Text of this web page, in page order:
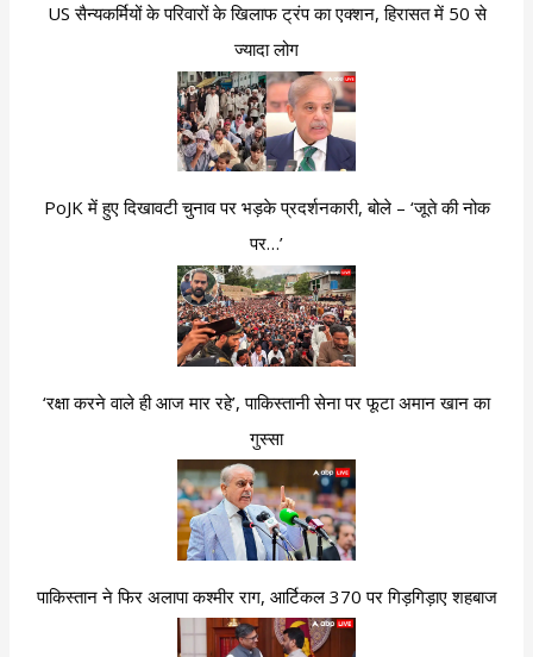
US सैन्यकर्मियों के परिवारों के खिलाफ ट्रंप का एक्शन, हिरासत में 50 से
ज्यादा लोग
PoJK में हुए दिखावटी चुनाव पर भड़के प्रदर्शनकारी, बोले – ‘जूते की नोक
पर…’
‘रक्षा करने वाले ही आज मार रहे’, पाकिस्तानी सेना पर फूटा अमान खान का
गुस्सा
पाकिस्तान ने फिर अलापा कश्मीर राग, आर्टिकल 370 पर गिड़गिड़ाए शहबाज